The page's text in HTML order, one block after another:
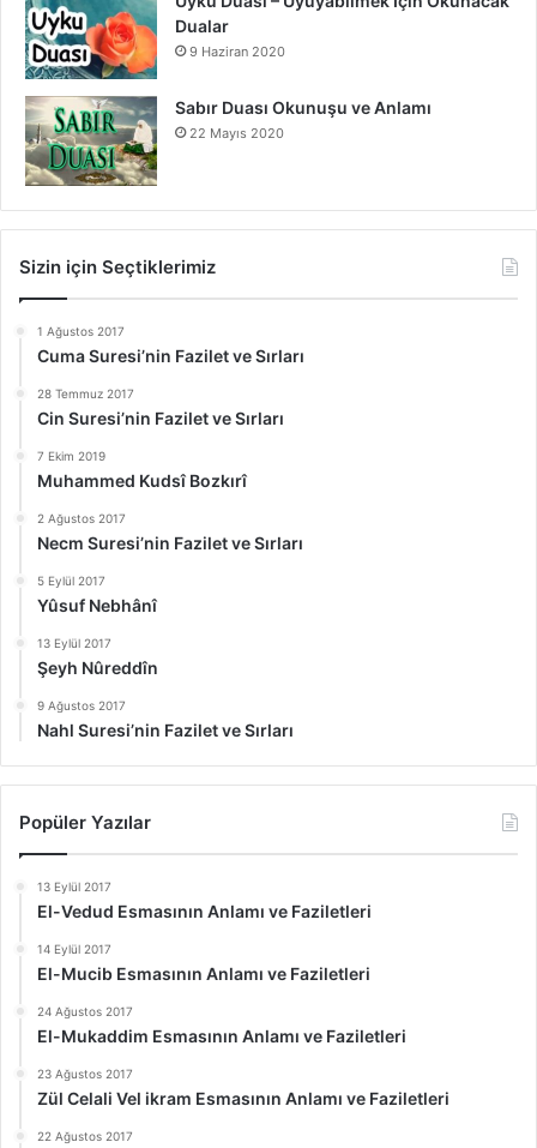
Dualar
9 Haziran 2020
Sabır Duası Okunuşu ve Anlamı
22 Mayıs 2020
Sizin için Seçtiklerimiz
1 Ağustos 2017
Cuma Suresi’nin Fazilet ve Sırları
28 Temmuz 2017
Cin Suresi’nin Fazilet ve Sırları
7 Ekim 2019
Muhammed Kudsî Bozkırî
2 Ağustos 2017
Necm Suresi’nin Fazilet ve Sırları
5 Eylül 2017
Yûsuf Nebhânî
13 Eylül 2017
Şeyh Nûreddîn
9 Ağustos 2017
Nahl Suresi’nin Fazilet ve Sırları
Popüler Yazılar
13 Eylül 2017
El-Vedud Esmasının Anlamı ve Faziletleri
14 Eylül 2017
El-Mucib Esmasının Anlamı ve Faziletleri
24 Ağustos 2017
El-Mukaddim Esmasının Anlamı ve Faziletleri
23 Ağustos 2017
Zül Celali Vel ikram Esmasının Anlamı ve Faziletleri
22 Ağustos 2017